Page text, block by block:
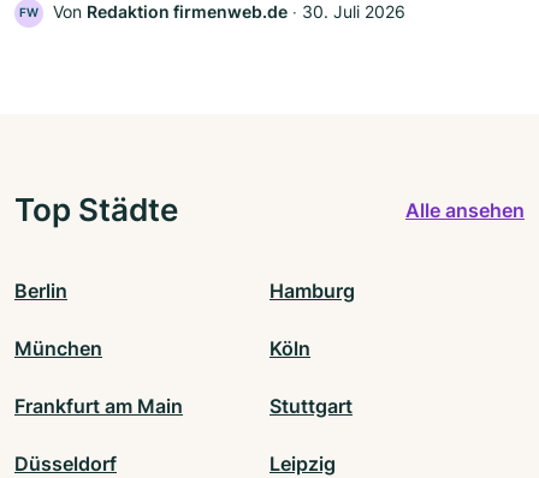
FW Von Redaktion firmenweb.de ‧ 30. Juli 2026
Top Städte Alle ansehen
Berlin Hamburg
München Köln
Frankfurt am Main Stuttgart
Düsseldorf Leipzig